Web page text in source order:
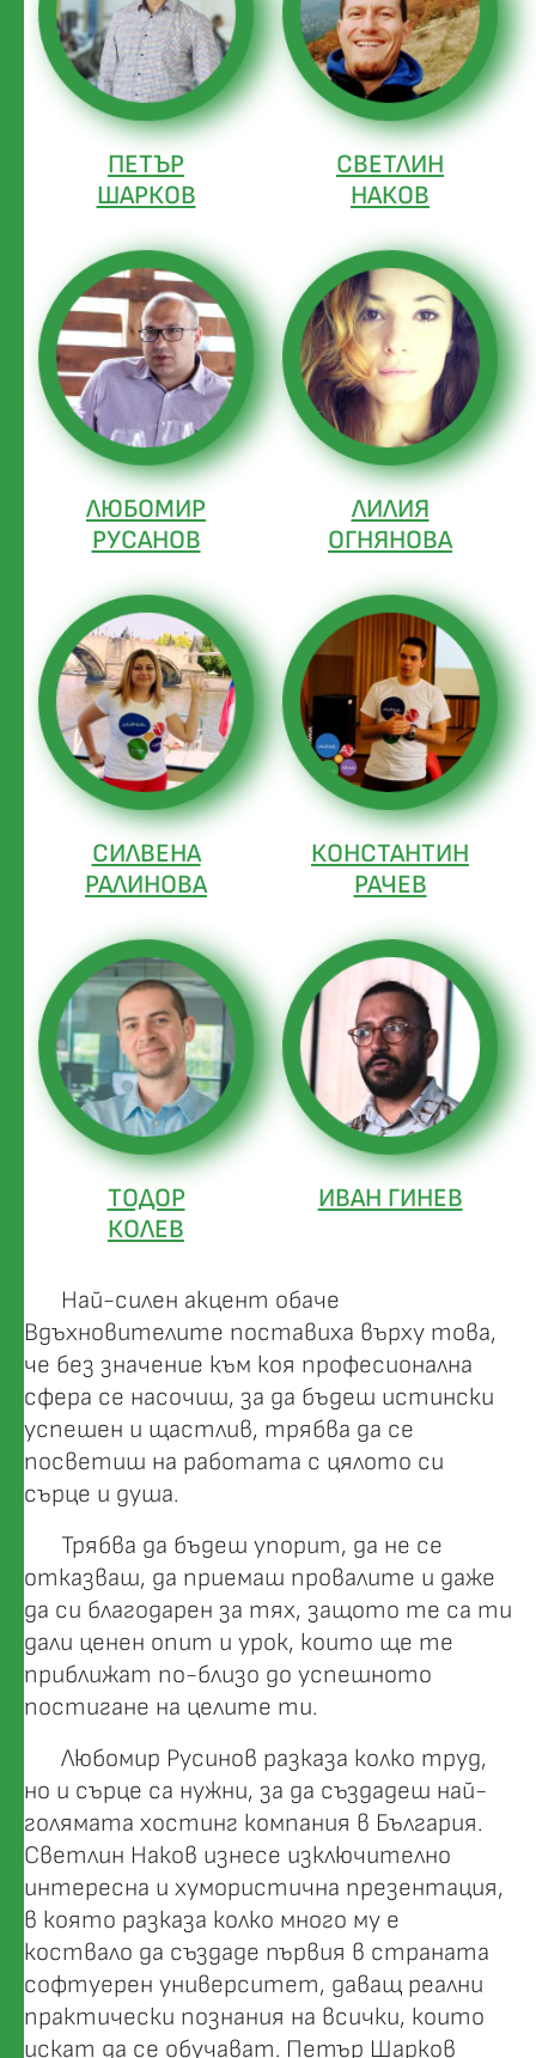
ПЕТЪР
ШАРКОВ
СВЕТЛИН
НАКОВ
ЛЮБОМИР
РУСАНОВ
ЛИЛИЯ
ОГНЯНОВА
СИЛВЕНА
РАЛИНОВА
КОНСТАНТИН
РАЧЕВ
ТОДОР
КОЛЕВ
ИВАН ГИНЕВ
Най-силен акцент обаче
Вдъхновителите поставиха върху това,
че без значение към коя професионална
сфера се насочиш, за да бъдеш истински
успешен и щастлив, трябва да се
посветиш на работата с цялото си
сърце и душа.
Трябва да бъдеш упорит, да не се
отказваш, да приемаш провалите и даже
да си благодарен за тях, защото те са ти
дали ценен опит и урок, които ще те
приближат по-близо до успешното
постигане на целите ти.
Любомир Русинов разказа колко труд,
но и сърце са нужни, за да създадеш най-
голямата хостинг компания в България.
Светлин Наков изнесе изключително
интересна и хумористична презентация,
в която разказа колко много му е
коствало да създаде първия в страната
софтуерен университет, даващ реални
практически познания на всички, които
искат да се обучават. Петър Шарков